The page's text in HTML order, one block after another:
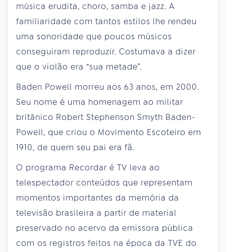
música erudita, choro, samba e jazz. A
familiaridade com tantos estilos lhe rendeu
uma sonoridade que poucos músicos
conseguiram reproduzir. Costumava a dizer
que o violão era “sua metade”.
Baden Powell morreu aos 63 anos, em 2000.
Seu nome é uma homenagem ao militar
britânico Robert Stephenson Smyth Baden-
Powell, que criou o Movimento Escoteiro em
1910, de quem seu pai era fã.
O programa Recordar é TV leva ao
telespectador conteúdos que representam
momentos importantes da memória da
televisão brasileira a partir de material
preservado no acervo da emissora pública
com os registros feitos na época da TVE do